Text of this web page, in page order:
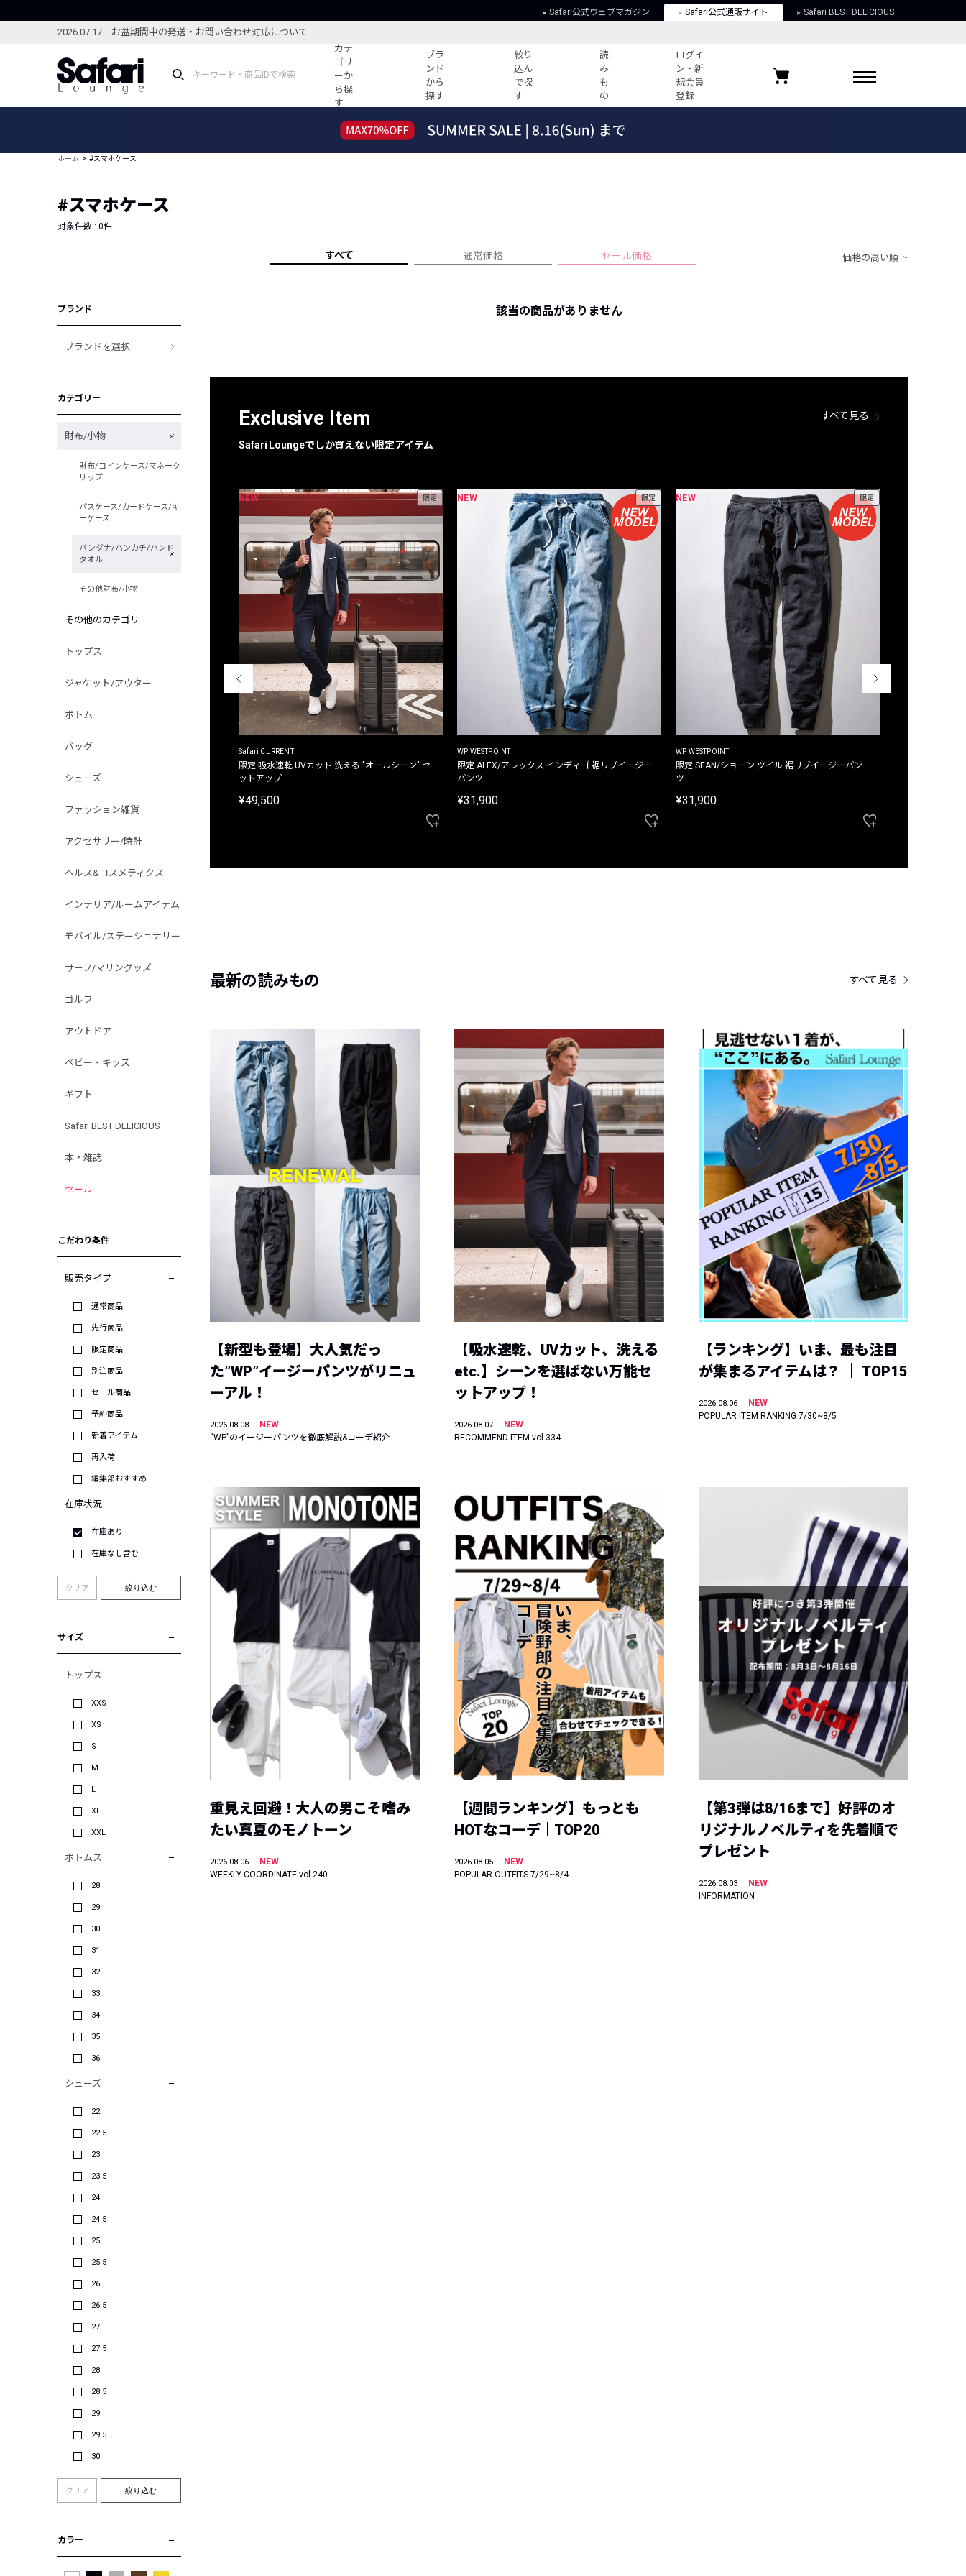
Safari公式ウェブマガジン Safari公式通販サイト Safari BEST DELICIOUS
2026.07.17 お盆期間中の発送・お問い合わせ対応について
カテ
ゴリ
ーか
ら探
す
ブラ
ンド
から
探す
絞り
込ん
で探
す
読
み
も
の
ログイ
ン・新
規会員
登録
ブランドから探す
新着アイテム
編集部のおすすめアイテム
すべての記事
人気記事ランキング
フォーカスブランド
プライバシーポリシー
お気に入りブランド
ホーム #スマホケース
#スマホケース
対象件数 : 0件
すべて 通常価格 セール価格 価格の高い順
ブランド
ブランドを選択
カテゴリー
財布/小物
財布/コインケース/マネーク
リップ
パスケース/カードケース/キ
ーケース
バンダナ/ハンカチ/ハンド
タオル
その他財布/小物
その他のカテゴリ
トップス
ジャケット/アウター
ボトム
バッグ
シューズ
ファッション雑貨
アクセサリー/時計
ヘルス&コスメティクス
インテリア/ルームアイテム
モバイル/ステーショナリー
サーフ/マリングッズ
ゴルフ
アウトドア
ベビー・キッズ
ギフト
Safari BEST DELICIOUS
本・雑誌
セール
こだわり条件
販売タイプ
通常商品
先行商品
限定商品
別注商品
セール商品
予約商品
新着アイテム
再入荷
編集部おすすめ
在庫状況
在庫あり
在庫なし含む
クリア 絞り込む
サイズ
トップス
XXS
XS
S
M
L
XL
XXL
ボトムス
28
29
30
31
32
33
34
35
36
シューズ
22
22.5
23
23.5
24
24.5
25
25.5
26
26.5
27
27.5
28
28.5
29
29.5
30
クリア 絞り込む
カラー
該当の商品がありません
Exclusive Item
Safari Loungeでしか買えない限定アイテム
すべて見る
NEW 限定
Safari CURRENT
限定 吸水速乾 UVカット 洗える "オールシーン" セ
ットアップ
¥49,500
NEW 限定
WP WESTPOINT
限定 ALEX/アレックス インディゴ 裾リブイージー
パンツ
¥31,900
NEW 限定
WP WESTPOINT
限定 SEAN/ショーン ツイル 裾リブイージーパン
ツ
¥31,900
最新の読みもの すべて見る
【新型も登場】大人気だっ
た”WP”イージーパンツがリニュ
ーアル！
2026.08.08
NEW
“WP”のイージーパンツを徹底解説&コーデ紹介
【吸水速乾、UVカット、洗える
etc.】シーンを選ばない万能セ
ットアップ！
2026.08.07
NEW
RECOMMEND ITEM vol.334
【ランキング】いま、最も注目
が集まるアイテムは？ ｜ TOP15
2026.08.06
NEW
POPULAR ITEM RANKING 7/30~8/5
重見え回避！大人の男こそ嗜み
たい真夏のモノトーン
2026.08.06
NEW
WEEKLY COORDINATE vol.240
【週間ランキング】もっとも
HOTなコーデ｜TOP20
2026.08.05
NEW
POPULAR OUTFITS 7/29~8/4
【第3弾は8/16まで】好評のオ
リジナルノベルティを先着順で
プレゼント
2026.08.03
NEW
INFORMATION